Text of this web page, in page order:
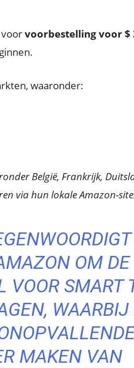
voorvoorbestelling voor $
waaronder:
België, Frankrijk,
via hun lokale Amazon-
OM DE
VOOR SMART
WAARBIJ
MAKEN VAN